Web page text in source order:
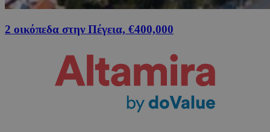
2 οικόπεδα στην Πέγεια, €400,000